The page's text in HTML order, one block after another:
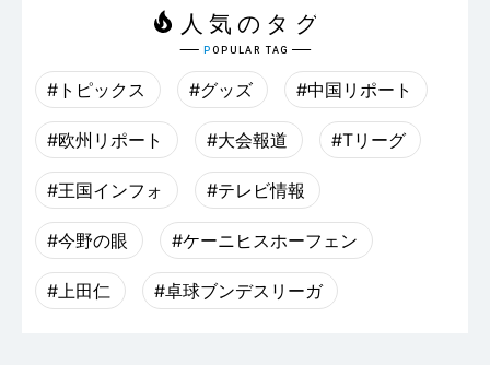
#トピックス #グッズ #中国リポート
#欧州リポート #大会報道 #Tリーグ
#王国インフォ #テレビ情報
#今野の眼 #ケーニヒスホーフェン
#上田仁 #卓球ブンデスリーガ